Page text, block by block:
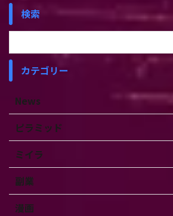
検索
カテゴリー
News
ピラミッド
ミイラ
副業
漫画